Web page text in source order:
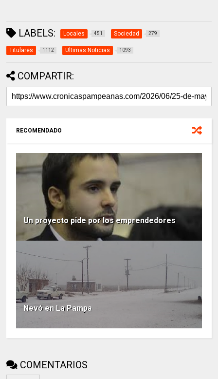
LABELS: Locales 451 Sociedad 279
Titulares 1112 Ultimas Noticias 1093
COMPARTIR:
RECOMENDADO
Un proyecto pide por los emprendedores
Nevó en La Pampa
COMENTARIOS